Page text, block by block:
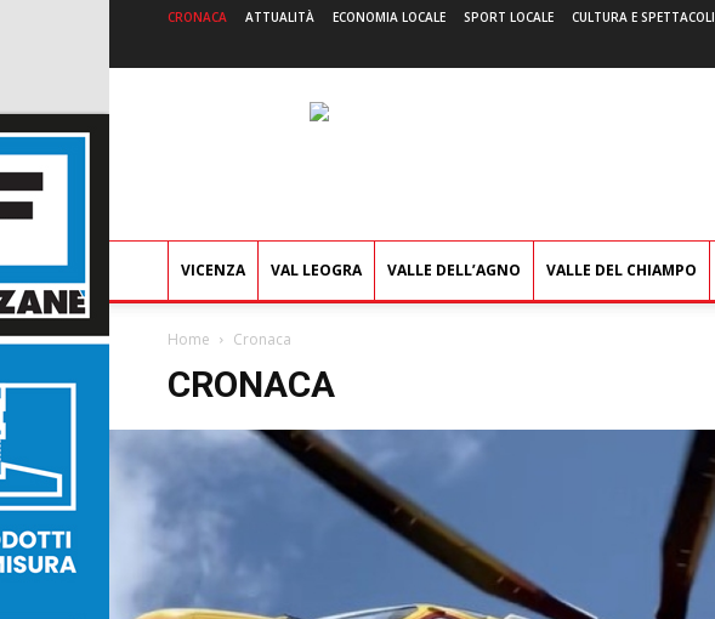
CRONACA ATTUALITÀ ECONOMIA LOCALE SPORT LOCALE CULTURA E SPETTACOLI
VICENZA VAL LEOGRA VALLE DELL’AGNO VALLE DEL CHIAMPO
Home Cronaca
CRONACA